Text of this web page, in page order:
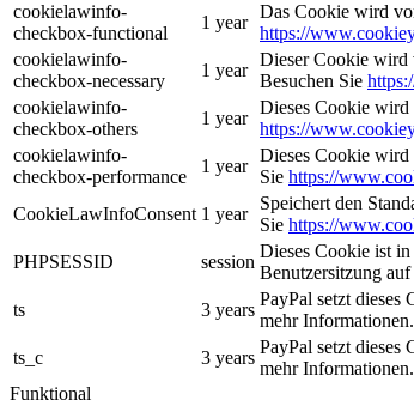
cookielawinfo-
checkbox-functional
1 year
Das Cookie wird
https://
cookielawinfo-
checkbox-necessary
1 year
Dieser Cookie wird
Besuchen Sie
cookielawinfo-
checkbox-others
1 year
Dieses Cookie wird
https://
cookielawinfo-
checkbox-performance
1 year
Dieses Cookie wird
Sie https://
CookieLawInfoConsent 1 year
Speichert den
Sie https://
PHPSESSID
session
Dieses Cookie ist
Benutzersitzung
ts
3 years
PayPal setzt dieses
mehr Informationen.
ts_c
3 years
PayPal setzt dieses
mehr Informationen.
Funktional